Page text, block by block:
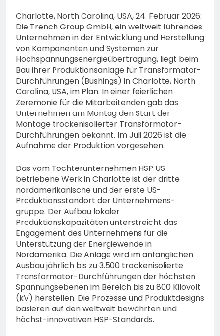
Charlotte, North Carolina, USA, 24. Februar 2026:
Die Trench Group GmbH, ein weltweit führendes
Unternehmen in der Entwicklung und Herstellung
von Komponenten und Systemen zur
Hochspannungsenergieübertragung, liegt beim
Bau ihrer Produktionsanlage für Transformator-
Durchführungen (Bushings) in Charlotte, North
Carolina, USA, im Plan. In einer feierlichen
Zeremonie für die Mitarbeitenden gab das
Unternehmen am Montag den Start der
Montage trockenisolierter Transformator-
Durchführungen bekannt. Im Juli 2026 ist die
Aufnahme der Produktion vorgesehen.
Das vom Tochterunternehmen HSP US
betriebene Werk in Charlotte ist der dritte
nordamerikanische und der erste US-
Produktionsstandort der Unternehmens-
gruppe. Der Aufbau lokaler
Produktionskapazitäten unterstreicht das
Engagement des Unternehmens für die
Unterstützung der Energiewende in
Nordamerika. Die Anlage wird im anfänglichen
Ausbau jährlich bis zu 3.500 trockenisolierte
Transformator-Durchführungen der höchsten
Spannungsebenen im Bereich bis zu 800 Kilovolt
(kV) herstellen. Die Prozesse und Produktdesigns
basieren auf den weltweit bewährten und
höchst-innovativen HSP-Standards.